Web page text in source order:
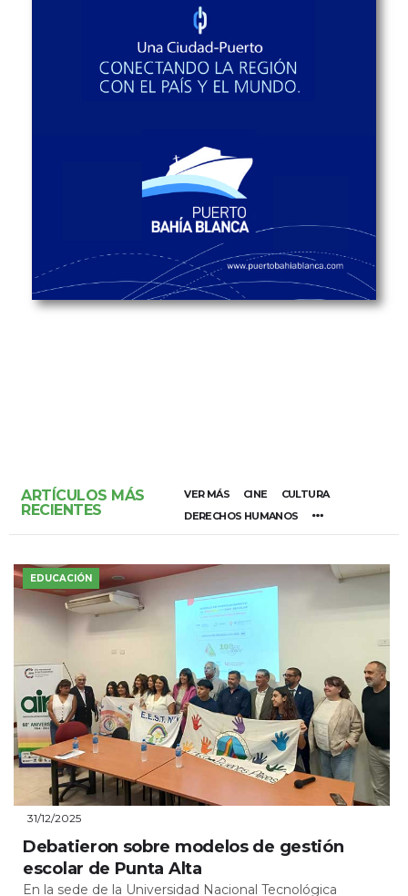
ARTÍCULOS MÁS
RECIENTES
VER MÁS CINE
CULTURA
DERECHOS HUMANOS
EDUCACIÓN
31/12/2025
Debatieron sobre modelos de gestión
escolar de Punta Alta
En la sede de la Universidad Nacional Tecnológica